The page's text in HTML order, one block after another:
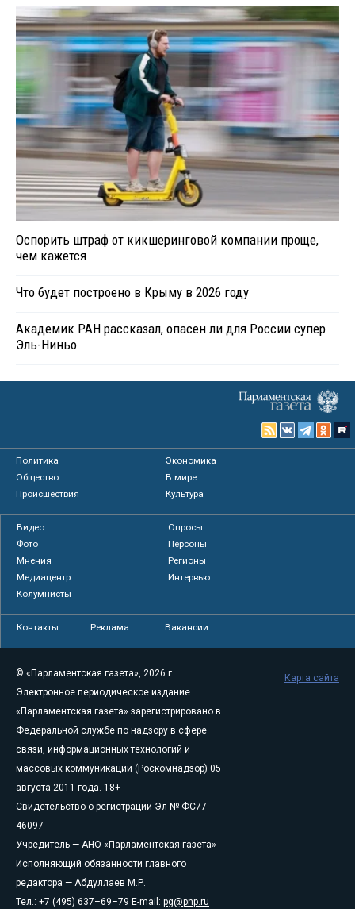
Оспорить штраф от кикшеринговой компании проще,
чем кажется
Что будет построено в Крыму в 2026 году
Академик РАН рассказал, опасен ли для России супер
Эль-Ниньо
Политика
Экономика
Общество
В мире
Происшествия
Культура
Видео
Опросы
Фото
Персоны
Мнения
Регионы
Медиацентр
Интервью
Колумнисты
Контакты Реклама Вакансии
© «Парламентская газета», 2026 г.
Электронное периодическое издание
«Парламентская газета» зарегистрировано в
Федеральной службе по надзору в сфере
связи, информационных технологий и
массовых коммуникаций (Роскомнадзор) 05
августа 2011 года. 18+
Свидетельство о регистрации Эл № ФС77-
46097
Учредитель — АНО «Парламентская газета»
Исполняющий обязанности главного
редактора — Абдуллаев М.Р.
Тел.: +7 (495) 637–69–79 E-mail: pg@pnp.ru
Карта сайта